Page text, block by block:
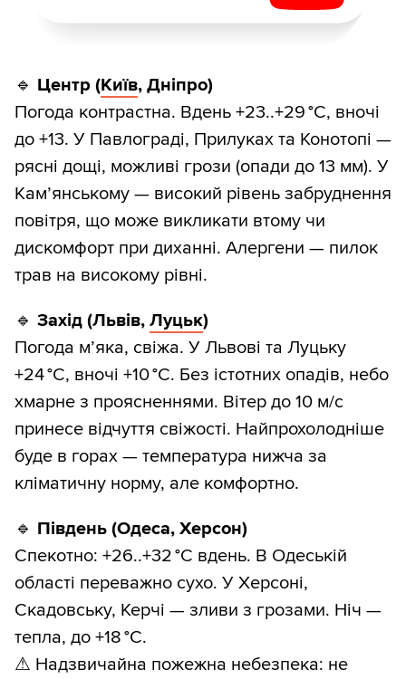
🔹 Центр (Київ, Дніпро)
Погода контрастна. Вдень +23..+29 °C, вночі
до +13. У Павлограді, Прилуках та Конотопі —
рясні дощі, можливі грози (опади до 13 мм). У
Кам’янському — високий рівень забруднення
повітря, що може викликати втому чи
дискомфорт при диханні. Алергени — пилок
трав на високому рівні.
🔹 Захід (Львів, Луцьк)
Погода м’яка, свіжа. У Львові та Луцьку
+24 °C, вночі +10 °C. Без істотних опадів, небо
хмарне з проясненнями. Вітер до 10 м/с
принесе відчуття свіжості. Найпрохолодніше
буде в горах — температура нижча за
кліматичну норму, але комфортно.
🔹 Південь (Одеса, Херсон)
Спекотно: +26..+32 °C вдень. В Одеській
області переважно сухо. У Херсоні,
Скадовську, Керчі — зливи з грозами. Ніч —
тепла, до +18 °C.
⚠ Надзвичайна пожежна небезпека: не